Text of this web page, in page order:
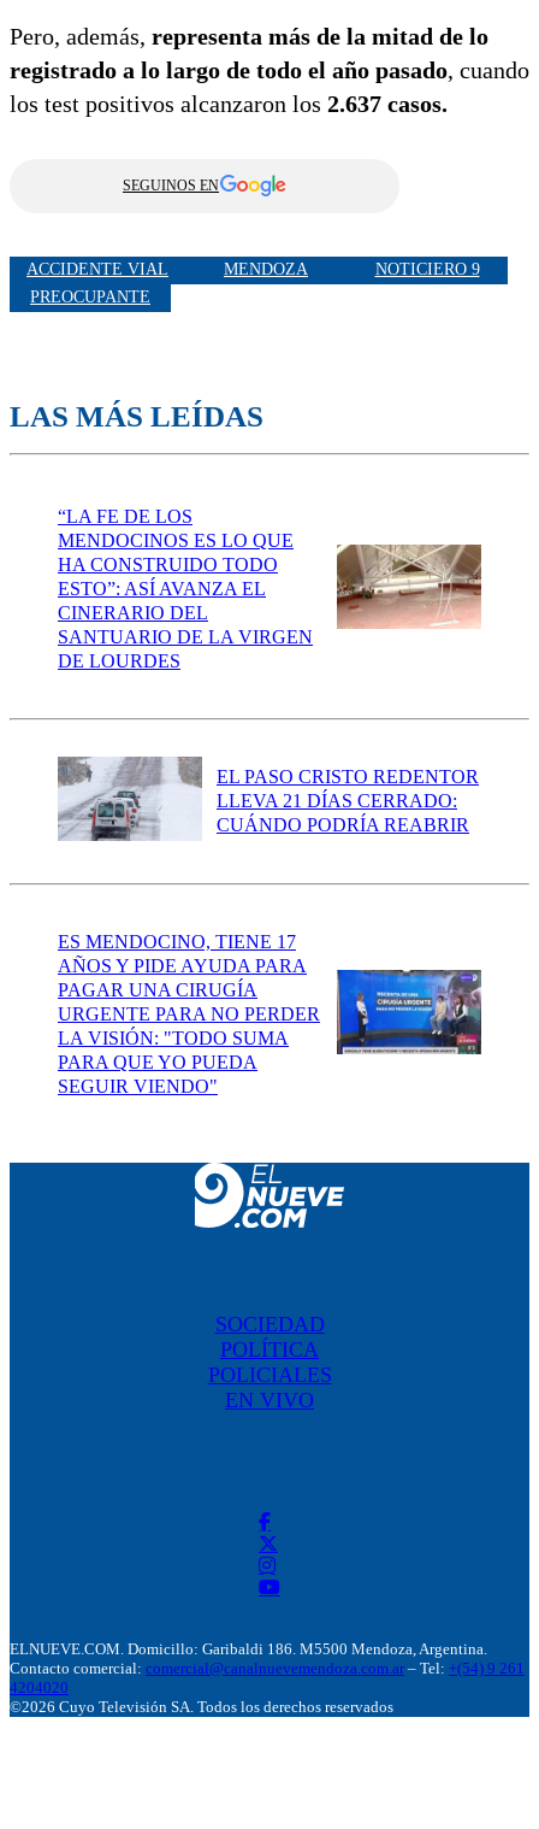
Pero, además, representa más de la mitad de lo
registrado a lo largo de todo el año pasado, cuando
los test positivos alcanzaron los 2.637 casos.
SEGUINOS EN
ACCIDENTE VIAL MENDOZA
NOTICIERO 9
PREOCUPANTE
LAS MÁS LEÍDAS
“LA FE DE LOS
MENDOCINOS ES LO QUE
HA CONSTRUIDO TODO
ESTO”: ASÍ AVANZA EL
CINERARIO DEL
SANTUARIO DE LA VIRGEN
DE LOURDES
EL PASO CRISTO REDENTOR
LLEVA 21 DÍAS CERRADO:
CUÁNDO PODRÍA REABRIR
ES MENDOCINO, TIENE 17
AÑOS Y PIDE AYUDA PARA
PAGAR UNA CIRUGÍA
URGENTE PARA NO PERDER
LA VISIÓN: "TODO SUMA
PARA QUE YO PUEDA
SEGUIR VIENDO"
SOCIEDAD
POLÍTICA
POLICIALES
EN VIVO
ELNUEVE.COM. Domicillo: Garibaldi 186. M5500 Mendoza, Argentina.
Contacto comercial: comercial@canalnuevemendoza.com.ar – Tel: +(54) 9 261
4204020
©2026 Cuyo Televisión SA. Todos los derechos reservados